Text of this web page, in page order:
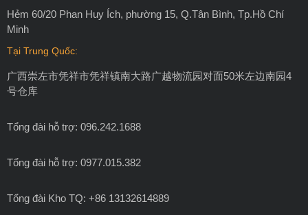
Hẻm 60/20 Phan Huy Ích, phường 15, Q.Tân Bình, Tp.Hồ Chí
Minh
Tại Trung Quốc:
广西崇左市凭祥市凭祥镇南大路广越物流园对面50米左边南园4
号仓库
Tổng đài hỗ trợ: 096.242.1688
Tổng đài hỗ trợ: 0977.015.382
Tổng đài Kho TQ: +86 13132614889